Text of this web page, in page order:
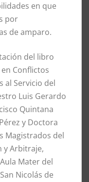
en que
por
de amparo.
del libro
Conflictos
al Servicio del
Luis Gerardo
Quintana
y Doctora
Magistrados del
y Arbitraje,
Mater del
Nicolás de